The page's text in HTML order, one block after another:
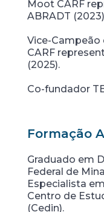
Moot CARF
ABRADT
Vice-Campeão
CARF
(2025).
Co-fundador
Formação
Graduado em
Federal de
Especialista
Centro de
(Cedin).